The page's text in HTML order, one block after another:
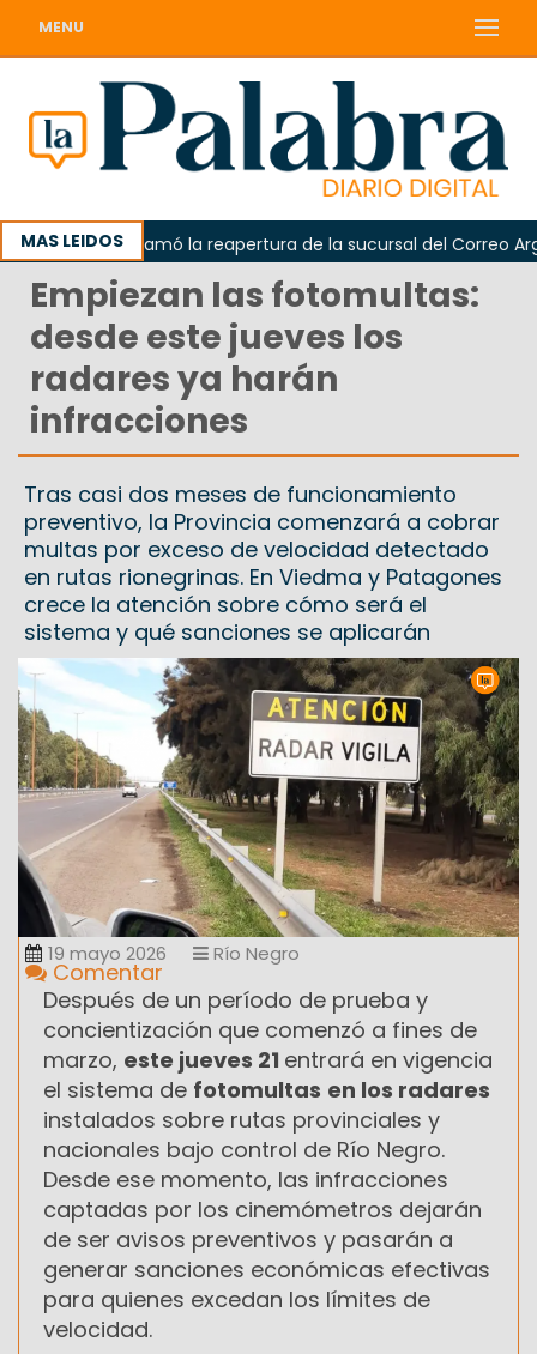
MENU
MAS LEIDOS
Odarda reclamó la reapertura de la sucursal del Correo
Empiezan las fotomultas:
desde este jueves los
radares ya harán
infracciones
Tras casi dos meses de funcionamiento
preventivo, la Provincia comenzará a cobrar
multas por exceso de velocidad detectado
en rutas rionegrinas. En Viedma y Patagones
crece la atención sobre cómo será el
sistema y qué sanciones se aplicarán
19 mayo 2026 Río Negro
Comentar
Después de un período de prueba y
concientización que comenzó a fines de
marzo, este jueves 21 entrará en vigencia
el sistema de fotomultas en los radares
instalados sobre rutas provinciales y
nacionales bajo control de Río Negro.
Desde ese momento, las infracciones
captadas por los cinemómetros dejarán
de ser avisos preventivos y pasarán a
generar sanciones económicas efectivas
para quienes excedan los límites de
velocidad.